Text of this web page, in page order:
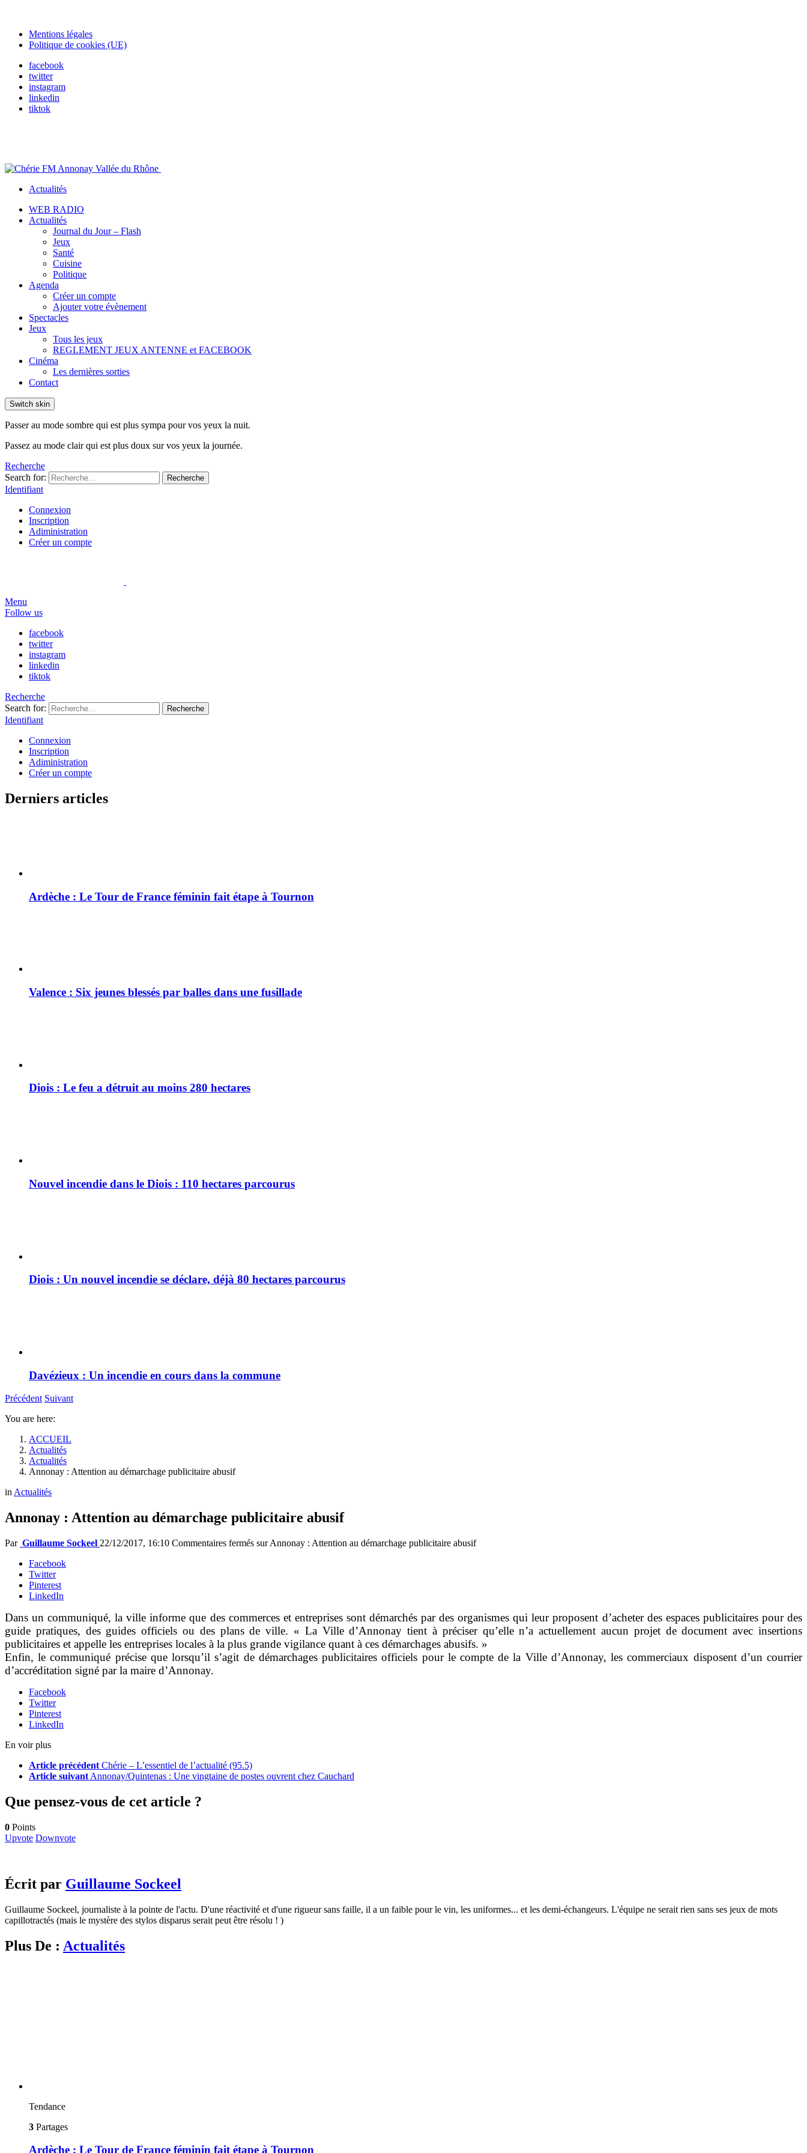
Mentions légales
Politique de cookies (UE)
facebook
twitter
instagram
linkedin
tiktok
Actualités
WEB RADIO
Actualités
Journal du Jour – Flash
Jeux
Santé
Cuisine
Politique
Agenda
Créer un compte
Ajouter votre évènement
Spectacles
Jeux
Tous les jeux
REGLEMENT JEUX ANTENNE et FACEBOOK
Cinéma
Les dernières sorties
Contact
Switch skin
Passer au mode sombre qui est plus sympa pour vos yeux la nuit.
Passez au mode clair qui est plus doux sur vos yeux la journée.
Recherche
Search for:
Recherche
Identifiant
Connexion
Inscription
Adiministration
Créer un compte
Menu
Follow us
facebook
twitter
instagram
linkedin
tiktok
Recherche
Search for:
Recherche
Identifiant
Connexion
Inscription
Adiministration
Créer un compte
Derniers articles
Ardèche : Le Tour de France féminin fait étape à Tournon
Valence : Six jeunes blessés par balles dans une fusillade
Diois : Le feu a détruit au moins 280 hectares
Nouvel incendie dans le Diois : 110 hectares parcourus
Diois : Un nouvel incendie se déclare, déjà 80 hectares parcourus
Davézieux : Un incendie en cours dans la commune
Précédent Suivant
You are here:
ACCUEIL
Actualités
Actualités
Annonay : Attention au démarchage publicitaire abusif
inActualités
Annonay : Attention au démarchage publicitaire abusif
Par Guillaume Sockeel 22/12/2017, 16:10 Commentaires fermés sur Annonay : Attention au démarchage publicitaire abusif
Facebook
Twitter
Pinterest
LinkedIn
Dans un communiqué, la ville informe que des commerces et entreprises sont démarchés par des organismes qui leur proposent d’acheter des espaces publicitaires pour des
guide pratiques, des guides officiels ou des plans de ville. « La Ville d’Annonay tient à préciser qu’elle n’a actuellement aucun projet de document avec insertions
publicitaires et appelle les entreprises locales à la plus grande vigilance quant à ces démarchages abusifs. »
Enfin, le communiqué précise que lorsqu’il s’agit de démarchages publicitaires officiels pour le compte de la Ville d’Annonay, les commerciaux disposent d’un courrier
d’accréditation signé par la maire d’Annonay.
Facebook
Twitter
Pinterest
LinkedIn
En voir plus
Article précédent Chérie – L’essentiel de l’actualité (95.5)
Article suivant Annonay/Quintenas : Une vingtaine de postes ouvrent chez Cauchard
Que pensez-vous de cet article ?
0 Points
Upvote Downvote
Écrit par Guillaume Sockeel
Guillaume Sockeel, journaliste à la pointe de l'actu. D'une réactivité et d'une rigueur sans faille, il a un faible pour le vin, les uniformes... et les demi-échangeurs. L'équipe ne serait rien sans ses jeux de mots
capillotractés (mais le mystère des stylos disparus serait peut être résolu ! )
Plus De : Actualités
Tendance
3 Partages
Ardèche : Le Tour de France féminin fait étape à Tournon